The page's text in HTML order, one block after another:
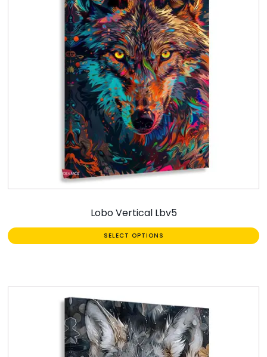
Lobo Vertical Lbv5
SELECT OPTIONS